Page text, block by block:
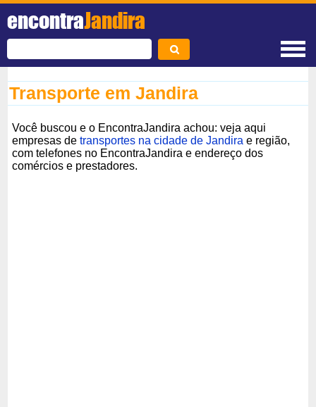
encontraJandira
Transporte em Jandira
Você buscou e o EncontraJandira achou: veja aqui
empresas detransportes na cidade de Jandira e região,
com telefones no EncontraJandira e endereço dos
comércios e prestadores.